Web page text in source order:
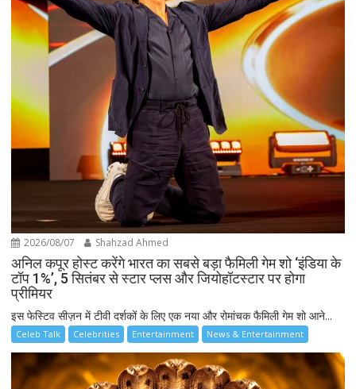
2026/08/07 Shahzad Ahmed
अनिल कपूर होस्ट करेंगे भारत का सबसे बड़ा फैमिली गेम शो ‘इंडिया के
टॉप 1%’, 5 सितंबर से स्टार प्लस और जियोहॉटस्टार पर होगा
प्रीमियर
इस फेस्टिव सीज़न में टीवी दर्शकों के लिए एक नया और रोमांचक फैमिली गेम शो आने...
Celeb Talk Celebrities Entertainment News & Entertainment